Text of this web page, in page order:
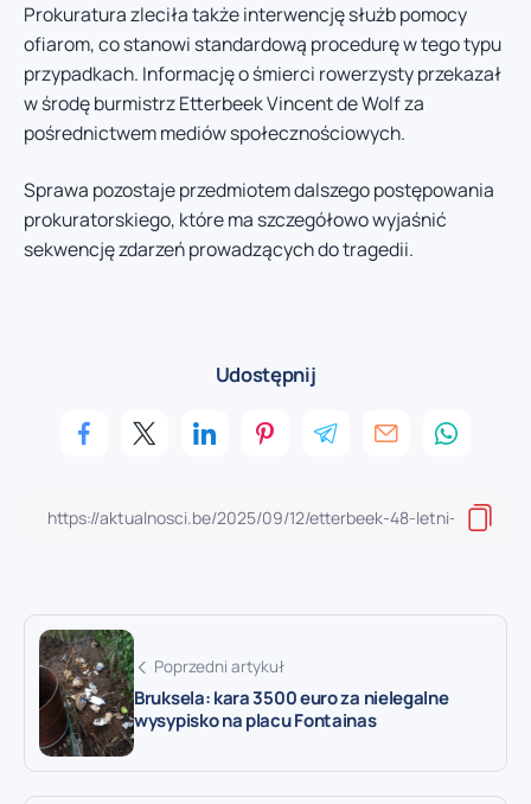
Prokuratura zleciła także interwencję służb pomocy
ofiarom, co stanowi standardową procedurę w tego typu
przypadkach. Informację o śmierci rowerzysty przekazał
w środę burmistrz Etterbeek Vincent de Wolf za
pośrednictwem mediów społecznościowych.
Sprawa pozostaje przedmiotem dalszego postępowania
prokuratorskiego, które ma szczegółowo wyjaśnić
sekwencję zdarzeń prowadzących do tragedii.
Udostępnij
Poprzedni artykuł
Bruksela: kara 3500 euro za nielegalne
wysypisko na placu Fontainas